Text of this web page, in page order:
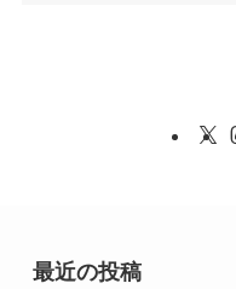
最近の投稿